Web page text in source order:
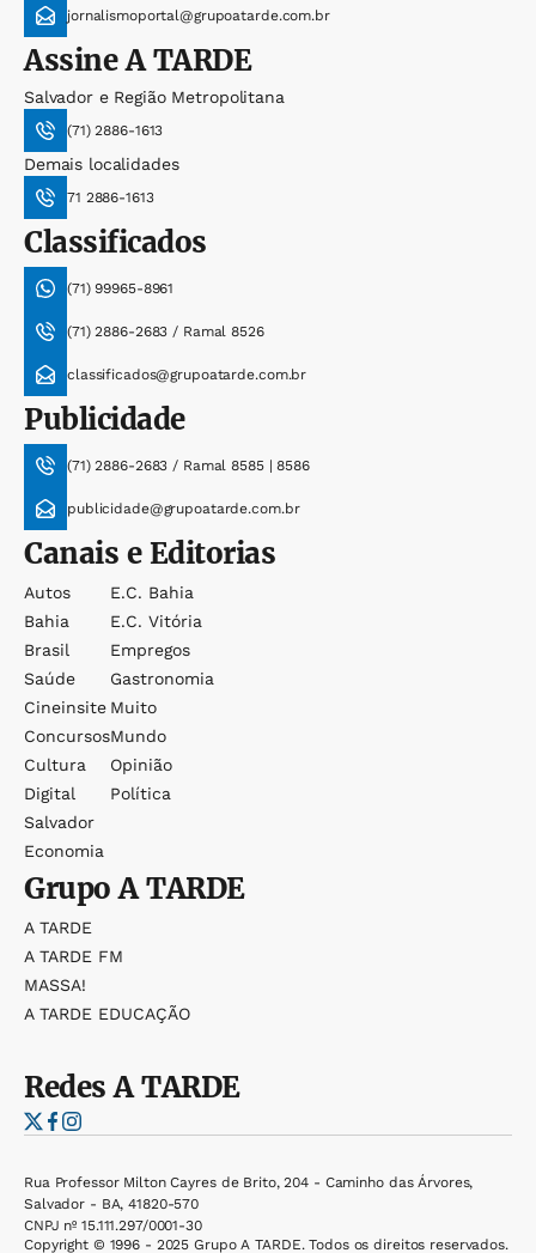
jornalismoportal@grupoatarde.com.br
AssineA TARDE
Salvador e Região Metropolitana
(71) 2886-1613
Demais localidades
71 2886-1613
Classificados
(71) 99965-8961
(71) 2886-2683 / Ramal 8526
classificados@grupoatarde.com.br
Publicidade
(71) 2886-2683 / Ramal 8585 | 8586
publicidade@grupoatarde.com.br
Canais e Editorias
Autos
Bahia
Brasil
Saúde
Cineinsite
Concursos
Cultura
Digital
Salvador
Economia
E.c. Bahia
E.c. Vitória
Empregos
Gastronomia
Muito
Mundo
Opinião
Política
GrupoA TARDE
A TARDE
A TARDE FM
MASSA!
A TARDE EDUCAÇÃO
RedesA TARDE
Rua Professor Milton Cayres de Brito, 204 - Caminho das Árvores,
Salvador - BA, 41820-570
CNPJ nº 15.111.297/0001-30
Copyright © 1996 - 2025 Grupo A TARDE. Todos os direitos reservados.